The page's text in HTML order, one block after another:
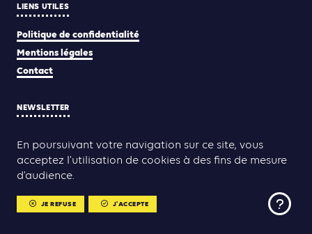
LIENS UTILES
Politique de confidentialité
Mentions légales
Contact
NEWSLETTER
JE M'INSCRIS
Conception & réalisation : Yann Rolland Thibaut Caroli
En poursuivant votre navigation sur ce site, vous
acceptez l’utilisation de cookies à des fins de mesure
d’audience.
JE REFUSE J'ACCEPTE